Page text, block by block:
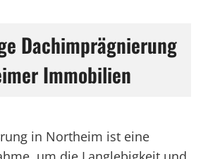
Dachimprägnierung
Immobilien
in Northeim ist eine